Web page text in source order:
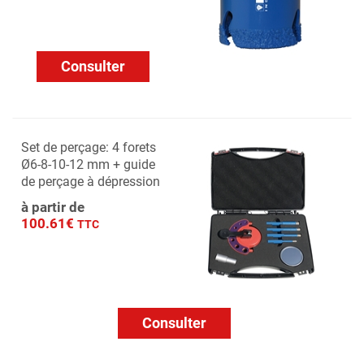
Consulter
Set de perçage: 4 forets
Ø6-8-10-12 mm + guide
de perçage à dépression
à partir de
100.61€ TTC
Consulter